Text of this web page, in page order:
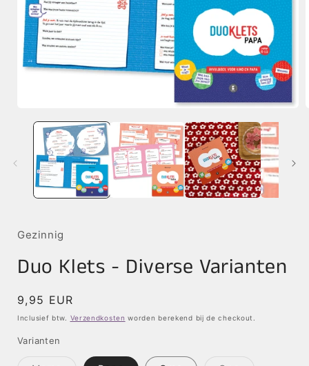
openen
modaal
Gezinnig
Duo Klets - Diverse Varianten
Normale
prijs
9,95 EUR
Inclusief btw. Verzendkosten worden berekend bij de checkout.
Varianten